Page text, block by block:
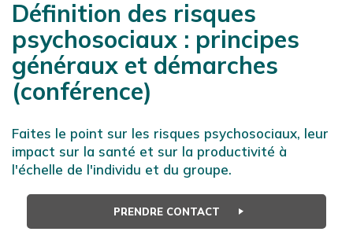
Définition des risques
psychosociaux : principes
généraux et démarches
(conférence)
Faites le point sur les risques psychosociaux, leur
impact sur la santé et sur la productivité à
l'échelle de l'individu et du groupe.
PRENDRE CONTACT